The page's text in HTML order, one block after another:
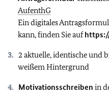
AufenthG
Ein digitales
kann, finden Sie auf
2 aktuelle, identische und
weißem Hintergrund
Motivationsschreiben in